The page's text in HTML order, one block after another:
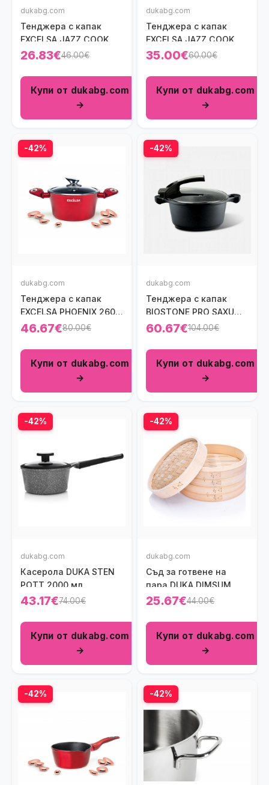
dukabg.com
Тенджера с капак
ЕXCELSA JAZZ COOK
650 мл.
26.83€46.00€
Купи от dukabg.com
→
dukabg.com
Тенджера с капак
ЕXCELSA JAZZ COOK
1600 мл.
35.00€60.00€
Купи от dukabg.com
→
-42%
dukabg.com
Тенджера с капак
ЕXCELSA PHOENIX 2600
мл.
46.67€80.00€
Купи от dukabg.com
→
-42%
dukabg.com
Тенджера с капак
BIOSTONE PRO SAXUM
3500 мл.
60.67€104.00€
Купи от dukabg.com
→
-42%
dukabg.com
Касерола DUKA STEN
POTT 2000 мл.
43.17€74.00€
Купи от dukabg.com
→
-42%
dukabg.com
Съд за готвене на
пара DUKA DIMSUM
25.67€44.00€
Купи от dukabg.com
→
-42% -42%